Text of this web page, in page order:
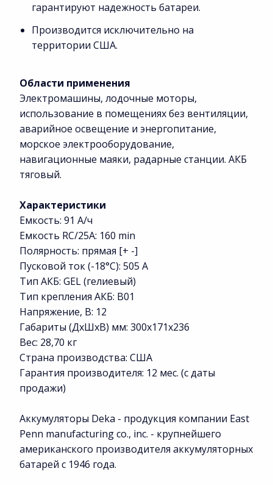
гарантируют надежность батареи.
Производится исключительно на
территории США.
Области применения
Электромашины, лодочные моторы,
использование в помещениях без вентиляции,
аварийное освещение и энергопитание,
морское электрооборудование,
навигационные маяки, радарные станции. АКБ
тяговый.
Характеристики
Емкость: 91 А/ч
Емкость RC/25A: 160 min
Полярность: прямая [+ -]
Пусковой ток (-18°С): 505 А
Тип АКБ: GEL (гелиевый)
Тип крепления АКБ: B01
Напряжение, В: 12
Габариты (ДхШхВ) мм: 300x171x236
Вес: 28,70 кг
Страна производства: США
Гарантия производителя: 12 мес. (с даты
продажи)
Аккумуляторы Deka - продукция компании East
Penn manufacturing co., inc. - крупнейшего
американского производителя аккумуляторных
батарей с 1946 года.